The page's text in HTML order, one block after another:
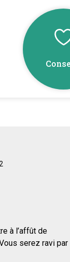
à l’affût de
serez ravi par